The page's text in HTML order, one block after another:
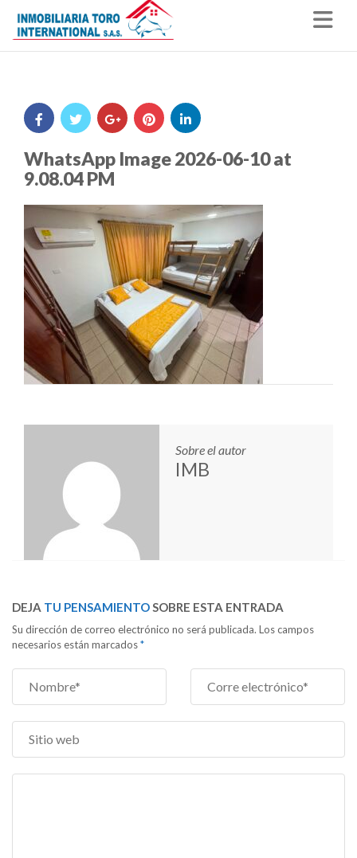
WhatsApp Image 2026-06-10 at
9.08.04 PM
Sobre el autor
IMB
DEJA TU PENSAMIENTOSOBRE ESTA ENTRADA
Su dirección de correo electrónico no será publicada. Los campos
necesarios están marcados*